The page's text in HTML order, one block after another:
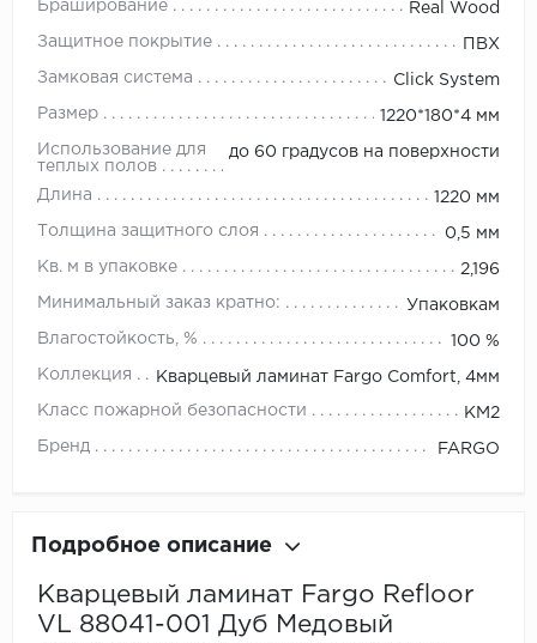
Браширование Real Wood
Защитное покрытие ПВХ
Замковая система Click System
Размер 1220*180*4 мм
Использование для
теплых полов
до 60 градусов на поверхности
Длина 1220 мм
Толщина защитного слоя 0,5 мм
Кв. м в упаковке 2,196
Минимальный заказ кратно: Упаковкам
Влагостойкость, % 100 %
Коллекция Кварцевый ламинат Fargo Comfort, 4мм
Класс пожарной безопасности КМ2
Бренд FARGO
Подробное описание
Кварцевый ламинат Fargo Refloor
VL 88041-001 Дуб Медовый